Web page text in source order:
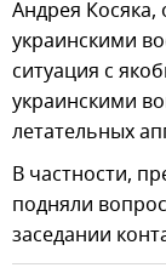
Андрея Косяка,
украинскими
ситуация с
украинскими
летательных
В частности,
подняли
заседании